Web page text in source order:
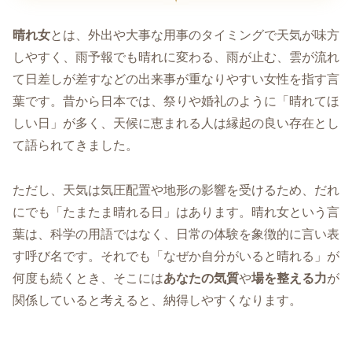
晴れ女とは、外出や大事な用事のタイミングで天気が味方
しやすく、雨予報でも晴れに変わる、雨が止む、雲が流れ
て日差しが差すなどの出来事が重なりやすい女性を指す言
葉です。昔から日本では、祭りや婚礼のように「晴れてほ
しい日」が多く、天候に恵まれる人は縁起の良い存在とし
て語られてきました。
ただし、天気は気圧配置や地形の影響を受けるため、だれ
にでも「たまたま晴れる日」はあります。晴れ女という言
葉は、科学の用語ではなく、日常の体験を象徴的に言い表
す呼び名です。それでも「なぜか自分がいると晴れる」が
何度も続くとき、そこにはあなたの気質や場を整える力が
関係していると考えると、納得しやすくなります。